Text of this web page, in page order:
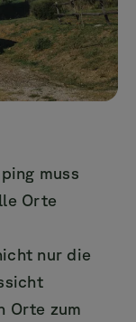
muss
Orte
nur die
Orte zum